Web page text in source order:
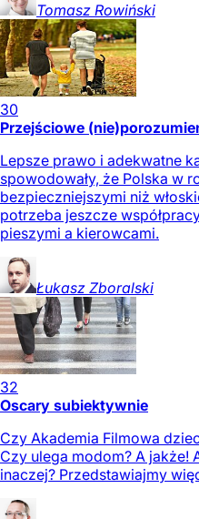
Tomasz Rowiński
30
Przejściowe
Lepsze prawo i adekwatne
spowodowały, że Polska w
bezpieczniejszymi niż
potrzeba jeszcze
pieszymi a kierowcami.
Łukasz Zboralski
32
Oscary subiektywnie
Czy Akademia Filmowa
Czy ulega modom? A jakże!
inaczej? Przedstawiajmy